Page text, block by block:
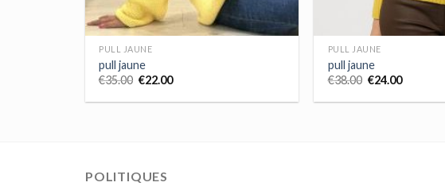
PULL JAUNE
pull jaune
€35.00 €22.00
PULL JAUNE
pull jaune
€38.00 €24.00
POLITIQUES